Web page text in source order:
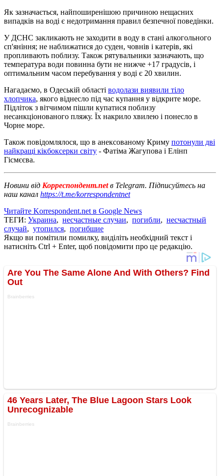
Як зазначається, найпоширенішою причиною нещасних
випадків на воді є недотримання правил безпечної поведінки.
У ДСНС закликають не заходити в воду в стані алкогольного
сп'яніння; не наближатися до суден, човнів і катерів, які
пропливають поблизу. Також рятувальники зазначають, що
температура води повинна бути не нижче +17 градусів, і
оптимальним часом перебування у воді є 20 хвилин.
Нагадаємо, в Одеській області водолази виявили тіло
хлопчика, якого віднесло під час купання у відкрите море.
Підліток з вітчимом пішли купатися поблизу
несанкціонованого пляжу. Їх накрило хвилею і понесло в
Чорне море.
Також повідомлялося, що в анексованому Криму потонули дві
найкращі кікбоксерки світу - Фатіма Жагупова і Елінп
Гісмєєва.
Новини від Корреспондент.netв Telegram. Підписуйтесь на
наш канал https://t.me/korrespondentnet
Читайте Korrespondent.net в Google News
ТЕГИ: Украина, несчастные случаи, погибли, несчастный
случай, утопился, погибшие
Якщо ви помітили помилку, виділіть необхідний текст і
натисніть Ctrl + Enter, щоб повідомити про це редакцію.